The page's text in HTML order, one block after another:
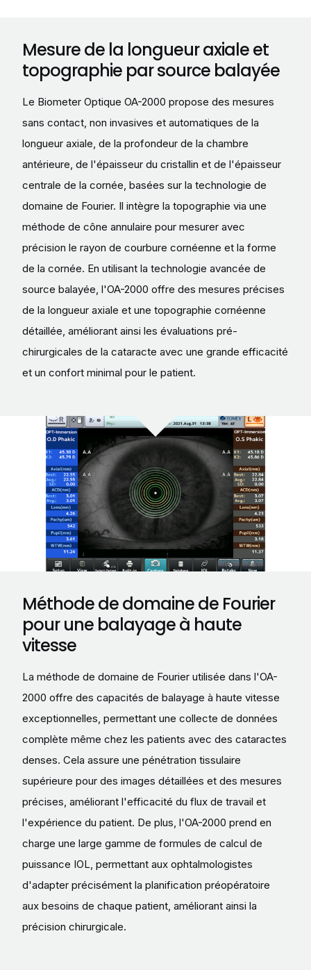
Mesure de la longueur axiale et
topographie par source balayée
Le Biometer Optique OA-2000 propose des mesures
sans contact, non invasives et automatiques de la
longueur axiale, de la profondeur de la chambre
antérieure, de l'épaisseur du cristallin et de l'épaisseur
centrale de la cornée, basées sur la technologie de
domaine de Fourier. Il intègre la topographie via une
méthode de cône annulaire pour mesurer avec
précision le rayon de courbure cornéenne et la forme
de la cornée. En utilisant la technologie avancée de
source balayée, l'OA-2000 offre des mesures précises
de la longueur axiale et une topographie cornéenne
détaillée, améliorant ainsi les évaluations pré-
chirurgicales de la cataracte avec une grande efficacité
et un confort minimal pour le patient.
Méthode de domaine de Fourier
pour une balayage à haute
vitesse
La méthode de domaine de Fourier utilisée dans l'OA-
2000 offre des capacités de balayage à haute vitesse
exceptionnelles, permettant une collecte de données
complète même chez les patients avec des cataractes
denses. Cela assure une pénétration tissulaire
supérieure pour des images détaillées et des mesures
précises, améliorant l'efficacité du flux de travail et
l'expérience du patient. De plus, l'OA-2000 prend en
charge une large gamme de formules de calcul de
puissance IOL, permettant aux ophtalmologistes
d'adapter précisément la planification préopératoire
aux besoins de chaque patient, améliorant ainsi la
précision chirurgicale.